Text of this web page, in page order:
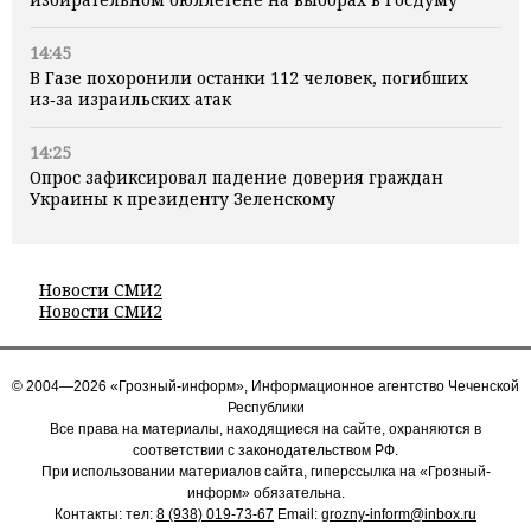
14:45
В Газе похоронили останки 112 человек, погибших
из‑за израильских атак
14:25
Опрос зафиксировал падение доверия граждан
Украины к президенту Зеленскому
Новости СМИ2
Новости СМИ2
© 2004—2026 «Грозный-информ», Информационное агентство Чеченской
Республики
Все права на материалы, находящиеся на сайте, охраняются в
соответствии с законодательством РФ.
При использовании материалов сайта, гиперссылка на «Грозный-
информ» обязательна.
Контакты: тел: 8 (938) 019-73-67 Email: grozny-inform@inbox.ru